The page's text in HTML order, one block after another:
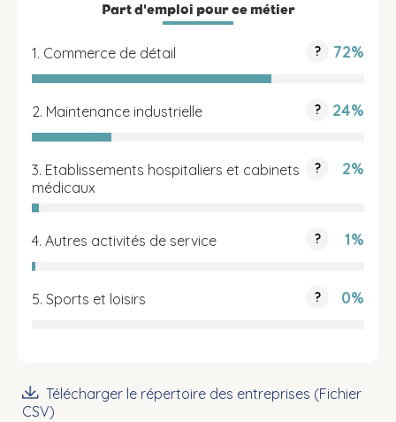
Part d'emploi pour ce métier
1. Commerce de détail ? 72%
2. Maintenance industrielle ? 24%
3. Etablissements hospitaliers et cabinets
médicaux
? 2%
4. Autres activités de service ? 1%
5. Sports et loisirs ? 0%
Télécharger le répertoire des entreprises (Fichier
CSV)